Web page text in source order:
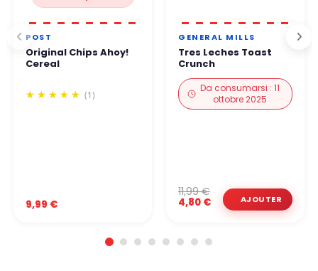
POST
Original Chips Ahoy!
Cereal
(1)
9,99 €
GENERAL MILLS
Tres Leches Toast
Crunch
Da consumarsi : 11
ottobre 2025
4,80 €
11,99 €